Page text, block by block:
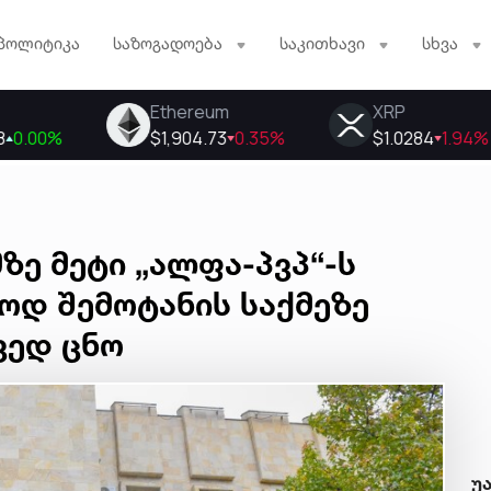
საზოგადოება საკითხავი სხვა
მეტი „ალფა-პვპ“-ს
შემოტანის საქმეზე
ცნო